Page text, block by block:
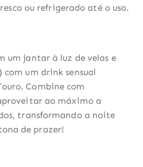
ou refrigerado até o uso.
um jantar à luz de velas e
com um drink sensual
Combine com
ao máximo a
transformando a noite
de prazer!